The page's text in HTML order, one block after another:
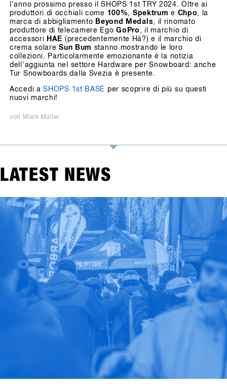
l'anno prossimo presso il SHOPS 1st TRY 2024. Oltre ai
produttori di occhiali come 100%, Spektrum e Chpo, la
marca di abbigliamento Beyond Medals, il rinomato
produttore di telecamere EgoGoPro , il marchio di
accessori HAE (precedentemente Hä?) e il marchio di
crema solareSun Bum stanno mostrando le loro
collezioni. Particolarmente emozionante è la notizia
dell'aggiunta nel settore Hardware per Snowboard: anche
Tur Snowboards dalla Svezia è presente.
Accedi aSHOPS 1st BASE per scoprire di più su questi
nuovi marchi!
von Muck Müller
LATEST NEWS